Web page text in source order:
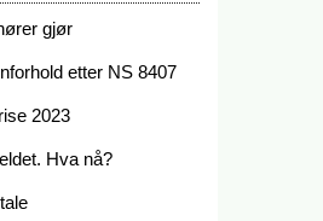
gjør
etter NS 8407
2023
Hva nå?